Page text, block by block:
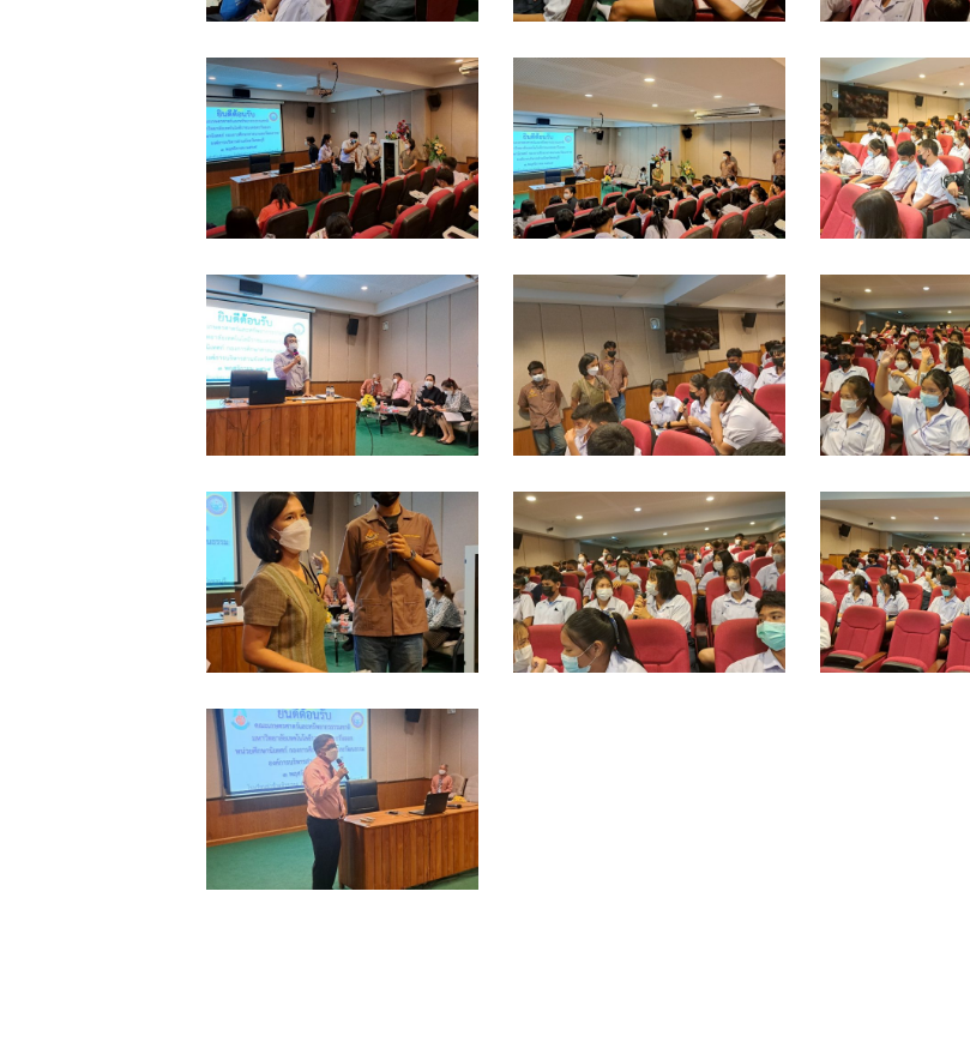
ป่า
ชะ
อางค์
3-
11-
65_๒๒๑๑๐๔_12
ป่า
ชะ
อางค์
3-
11-
65_๒๒๑๑๐๔_13
ป่า
ชะ
อางค์
3-
11-
65_๒๒๑๑๐๔_14
LINE_ALBUM_แนะแนว
รร.ท่า
ข้าม
พิทยา
รร.สวน
ป่า
ชะ
อางค์
3-
11-
65_๒๒๑๑๐๔_16
LINE_ALBUM_แนะแนว
รร.ท่า
ข้าม
พิทยา
รร.สวน
ป่า
ชะ
อางค์
3-
11-
65_๒๒๑๑๐๔_17
LINE_ALBUM_แนะแนว
รร.ท่า
ข้าม
พิทยา
รร.สวน
ป่า
ชะ
อางค์
3-
11-
65_๒๒๑๑๐๔_18
LINE_ALBUM_แนะแนว
รร.ท่า
ข้าม
พิทยา
รร.สวน
ป่า
ชะ
อางค์
3-
11-
65_๒๒๑๑๐๔_20
LINE_ALBUM_แนะแนว
รร.ท่า
ข้าม
พิทยา
รร.สวน
ป่า
อางค์
3-
11-
65_๒๒๑๑๐๔_21
LINE_ALBUM_แนะแนว
รร.ท่า
ข้าม
พิทยา
รร.สวน
ป่า
ชะ
อางค์
3-
11-
65_๒๒๑๑๐๔_22
LINE_ALBUM_แนะแนว
รร.ท่า
ข้าม
พิทยา
รร.สวน
ป่า
ชะ
อางค์
3-
65_๒๒๑๑๐๔_24
LINE_ALBUM_แนะแนว
รร.ท่า
ข้าม
พิทยา
รร.สวน
ป่า
LINE_ALBUM_แนะแนว
รร.ท่า
ข้าม
พิทยา
รร.สวน
ป่า
LINE_ALBUM_แนะแนว
รร.ท่า
ข้าม
ป่า